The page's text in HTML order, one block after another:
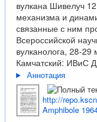
вулкана Шивелуч
механизма и
связанные с ним
Всероссийской
вулканолога, 28-29
Камчатский: ИВиС
Аннотация
http://
Amphibole